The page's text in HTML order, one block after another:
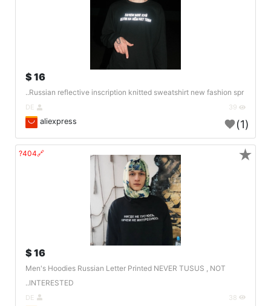
16 $
Russian reflective inscription knitted sweatshirt new fashion spr..
aliexpress (1)
🔗404?
16 $
Men's Hoodies Russian Letter Printed NEVER TUSUS , NOT
INTERESTED..
★